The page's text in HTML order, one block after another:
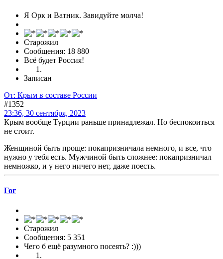
Я Орк и Ватник. Завидуйте молча!
Старожил
Сообщения: 18 880
Всё будет Россия!
Записан
От: Крым в составе России
#1352
23:36, 30 сентября, 2023
Крым вообще Турции раньше принадлежал. Но беспокоиться
не стоит.
Женщиной быть проще: покапризничала немного, и все, что
нужно у тебя есть. Мужчиной быть сложнее: покапризничал
немножко, и у него ничего нет, даже поесть.
Гог
Старожил
Сообщения: 5 351
Чего б ещё разумного посеять? :)))